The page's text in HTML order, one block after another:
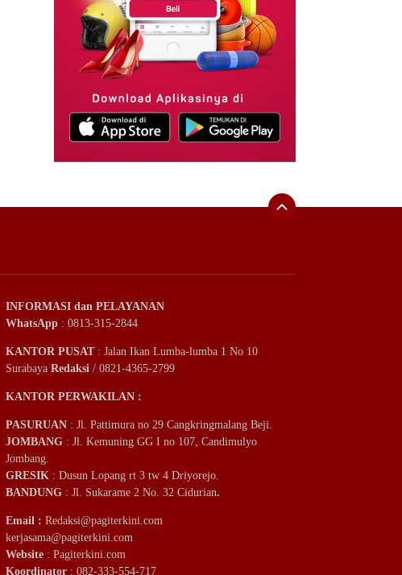
INFORMASI dan PELAYANAN
WhatsApp : 0813-315-2844
KANTOR PUSAT: Jalan Ikan Lumba-lumba 1 No 10
Surabaya Redaksi / 0821-4365-2799
KANTOR PERWAKILAN :
PASURUAN : Jl. Pattimura no 29 Cangkringmalang Beji.
JOMBANG : Jl. Kemuning GG I no 107, Candimulyo
Jombang.
GRESIK : Dusun Lopang rt 3 tw 4 Driyorejo.
BANDUNG : Jl. Sukarame 2 No. 32 Cidurian.
Email : Redaksi@pagiterkini.com
kerjasama@pagiterkini.com
Website : Pagiterkini.com
Koordinator : 082-333-554-717